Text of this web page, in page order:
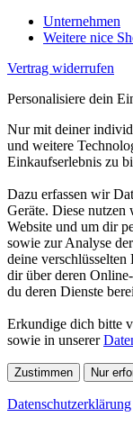
Unternehmen
Weitere nice
Vertrag widerrufen
Personalisiere dein
Nur mit deiner
und weitere
Einkaufserlebnis zu
Dazu erfassen wir
Geräte. Diese
Website und um dir
sowie zur Analyse
deine
dir über deren
du deren Dienste
Erkundige dich bitte
sowie in unserer
Zustimmen Nur
Datenschutzerklärung